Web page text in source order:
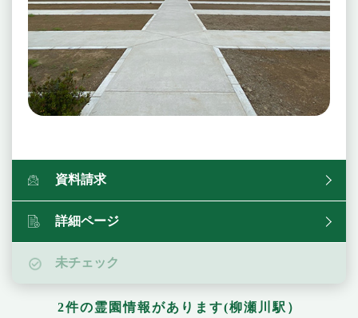
資料請求
詳細ページ
未チェック
2件の霊園情報があります(柳瀬川駅）